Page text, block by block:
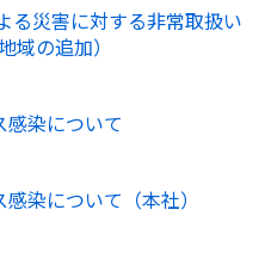
る災害に対する非常取扱い
域の追加）
染について
染について（本社）